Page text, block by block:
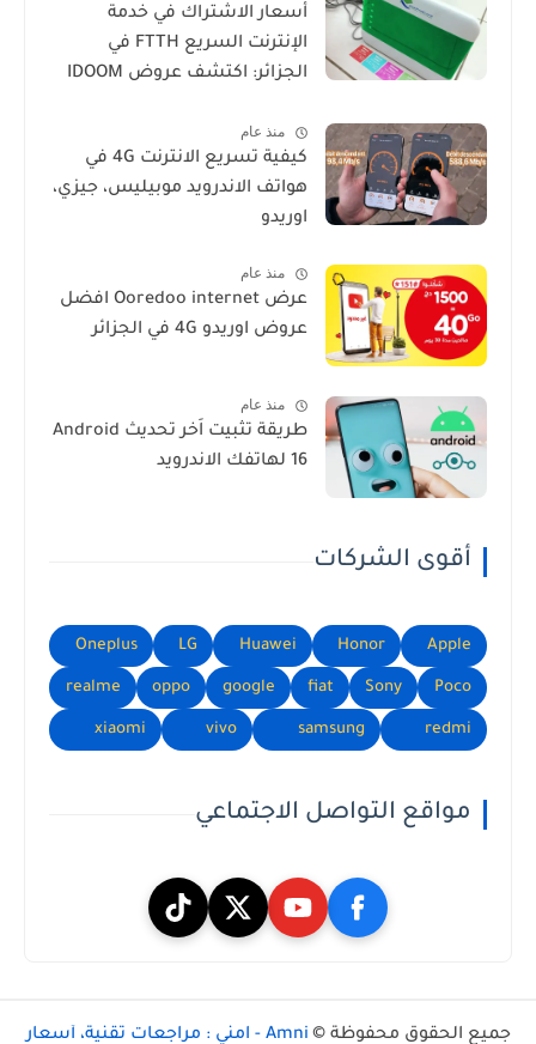
أسعار الاشتراك في خدمة
الإنترنت السريع FTTH في
الجزائر: اكتشف عروض IDOOM
منذ عام
كيفية تسريع الانترنت 4G في
هواتف الاندرويد موبيليس، جيزي،
اوريدو
منذ عام
عرض Ooredoo internet افضل
عروض اوريدو 4G في الجزائر
منذ عام
طريقة تثبيت اَخر تحديث Android
16 لهاتفك الاندرويد
أقوى الشركات
Apple
Honor
Huawei
LG
Oneplus
Poco
Sony
fiat
google
oppo
realme
redmi
samsung
vivo
xiaomi
مواقع التواصل الاجتماعي
جميع الحقوق محفوظة © Amni - امني : مراجعات تقنية، أسعار